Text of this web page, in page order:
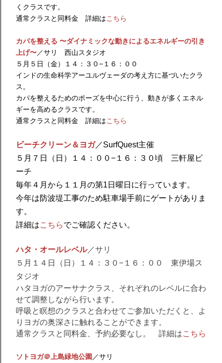
くクラスです。
通常クラスと同料金 詳細はこちら
カパを整える 〜ダイナミックな動きによるエネルギーの引き
上げ〜／サリ 西山スタジオ
５月５日（金）１４：３０−１６：００
インドの生命科学アーユルヴェーダの考え方に基づいたクラ
ス。
カパを整えるためのポーズを中心に行う、動きが多くエネル
ギーを高めるクラスです。
通常クラスと同料金 詳細はこちら
ビーチクリーン＆ヨガ／SurfQuest主催
５月７日（日）１４：００−１６：３０頃 三軒屋ビ
ーチ
毎年４月から１１月の第1日曜日に行っています。
今年は防波堤工事のため駐車場手前にゲートがありま
す。
詳細はこちらでご確認ください。
ハタ・オールレベル／サリ
５月１４ 日（日）１４：３０−１６：００ 東伊場ス
タジオ
ハタヨガのアーサナクラス、それぞれのレベルに合わ
せて調整しながら行います。
呼吸と瞑想のクラスと合わせてご参加いただくと、よ
りヨガの奥深さに触れることができます。
通常クラスと同料金、予約必要なし。 詳細はこちら
ソトヨガ＠上島緑地公園 ／サリ